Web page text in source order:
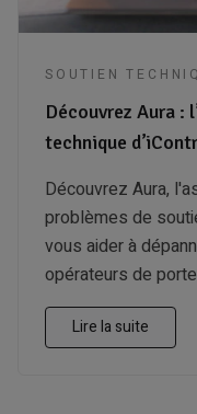
SOUTIEN
Découvrez Aura :
technique
Découvrez Aura,
problèmes de
vous aider à
opérateurs de
Lire la suite